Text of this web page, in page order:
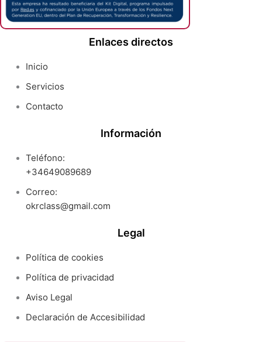
Enlaces directos
Inicio
Servicios
Contacto
Información
Teléfono:
+34649089689
Correo:
okrclass@gmail.com
Legal
Política de cookies
Política de privacidad
Aviso Legal
Declaración de Accesibilidad